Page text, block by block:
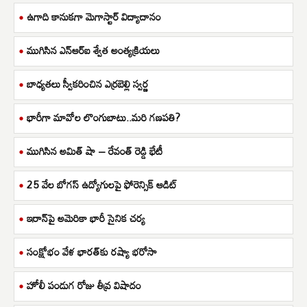
ఉగాది కానుకగా మెగాస్టార్ విద్యాదానం
ముగిసిన ఎన్ఆర్ఐ శ్వేత అంత్యక్రియలు
బాధ్యతలు స్వీకరించిన ఎర్రబెల్లి స్వర్ణ
భారీగా మావోల లొంగుబాటు..మరి గణపతి?
ముగిసిన అమిత్ షా – రేవంత్ రెడ్డి భేటీ
25 వేల బోగస్ ఉద్యోగులపై ఫోరెన్సిక్ ఆడిట్
ఇరాన్‌పై అమెరికా భారీ సైనిక చర్య
సంక్షోభం వేళ భారత్‌కు రష్యా భరోసా
హోలీ పండుగ రోజు తీవ్ర విషాదం